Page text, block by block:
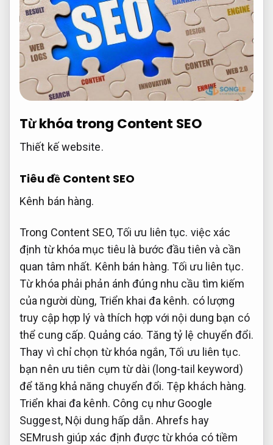
Từ khóa trong Content SEO
Thiết kế website.
Tiêu đề Content SEO
Kênh bán hàng.
Trong Content SEO,Tối ưu liên tục. việc xác
định từ khóa mục tiêu là bước đầu tiên và cần
quan tâm nhất. Kênh bán hàng. Tối ưu liên tục.
Từ khóa phải phản ánh đúng nhu cầu tìm kiếm
của người dùng, Triển khai đa kênh. có lượng
truy cập hợp lý và thích hợp với nội dung bạn có
thể cung cấp. Quảng cáo. Tăng tỷ lệ chuyển đổi.
Thay vì chỉ chọn từ khóa ngắn,Tối ưu liên tục.
bạn nên ưu tiên cụm từ dài (long-tail keyword)
để tăng khả năng chuyển đổi. Tệp khách hàng.
Triển khai đa kênh. Công cụ như Google
Suggest, Nội dung hấp dẫn. Ahrefs hay
SEMrush giúp xác định được từ khóa có tiềm